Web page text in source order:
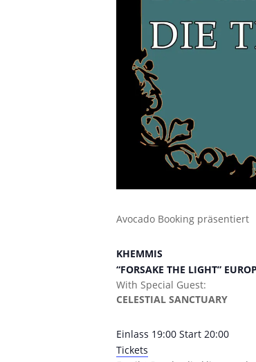
Avocado Booking präsentiert
KHEMMIS
“FORSAKE THE LIGHT”
With Special Guest:
CELESTIAL SANCTUARY
Einlass 19:00 Start 20:00
Tickets